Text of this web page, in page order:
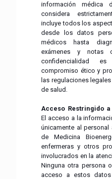
información médica
considera
incluye todos los
desde los datos
médicos hasta
exámenes y notas
confidencialidad
compromiso ético y
las regulaciones
de salud.
Acceso Restringido
El acceso a la
únicamente al
de Medicina
enfermeras y otros
involucrados en la
Ninguna otra persona
acceso a estos